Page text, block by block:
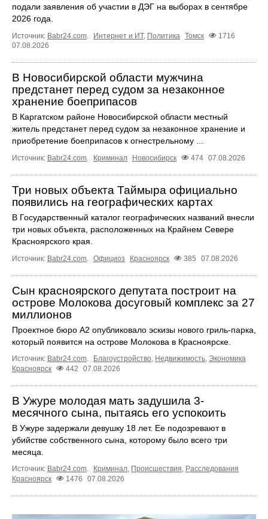
подали заявления об участии в ДЭГ на выборах в сентябре
2026 года.
Источник: Babr24.com. Интернет и ИТ, Политика Томск
1716
07.08.2026
В Новосибирской области мужчина
предстанет перед судом за незаконное
хранение боеприпасов
В Каргатском районе Новосибирской области местный
житель предстанет перед судом за незаконное хранение и
приобретение боеприпасов к огнестрельному ...
Источник: Babr24.com. Криминал Новосибирск 474 07.08.2026
Три новых объекта Таймыра официально
появились на географических картах
В Государственный каталог географических названий внесли
три новых объекта, расположенных на Крайнем Севере
Красноярского края.
Источник: Babr24.com. Официоз Красноярск 385 07.08.2026
Сын красноярского депутата построит на
острове Молокова досуговый комплекс за 27
миллионов
Проектное бюро А2 опубликовало эскизы нового гриль-парка,
который появится на острове Молокова в Красноярске.
Источник: Babr24.com. Благоустройство, Недвижимость, Экономика
Красноярск
442 07.08.2026
В Ужуре молодая мать задушила 3-
месячного сына, пытаясь его успокоить
В Ужуре задержали девушку 18 лет. Ее подозревают в
убийстве собственного сына, которому было всего три
месяца.
Источник: Babr24.com. Криминал, Происшествия, Расследования
Красноярск
1476 07.08.2026